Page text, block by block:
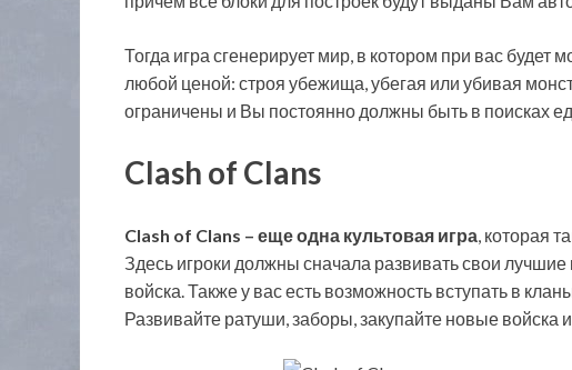
Тогда игра сгенерирует мир, в котором при вас
любой ценой: строя убежища, убегая или убивая
ограничены и Вы постоянно должны быть в поисках
Clash of Clans
Clash of Clans – еще одна культовая игра , которая
Здесь игроки должны сначала развивать свои лучшие
войска. Также у вас есть возможность вступать в
Развивайте ратуши, заборы, закупайте новые войска и